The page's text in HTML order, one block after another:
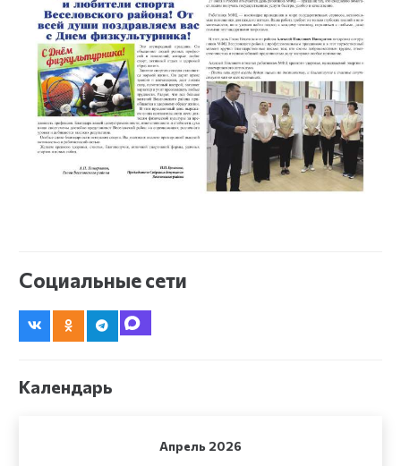
Социальные сети
Календарь
Апрель 2026